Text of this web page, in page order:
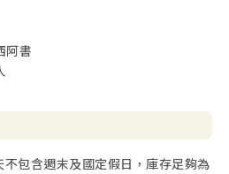
阿書
包含週末及國定假日，庫存足夠為